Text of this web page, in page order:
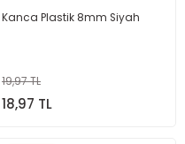
Kanca Plastik 8mm Siyah
19,97 TL
18,97 TL